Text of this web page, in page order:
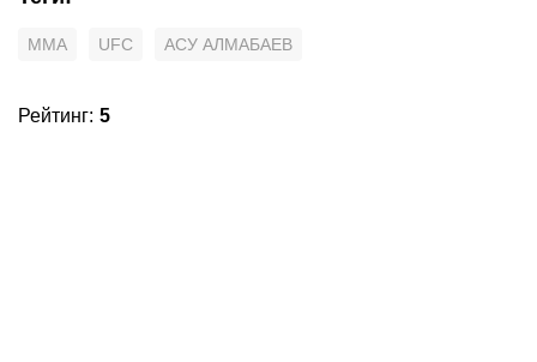
MMA UFC АСУ АЛМАБАЕВ
Рейтинг: 5